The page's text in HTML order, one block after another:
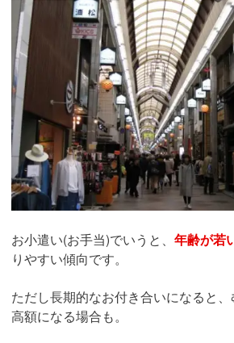
お小遣い(お手当)でいうと、 年齢が若
りやすい傾向です。
ただし長期的なお付き合いになると
高額になる場合も。